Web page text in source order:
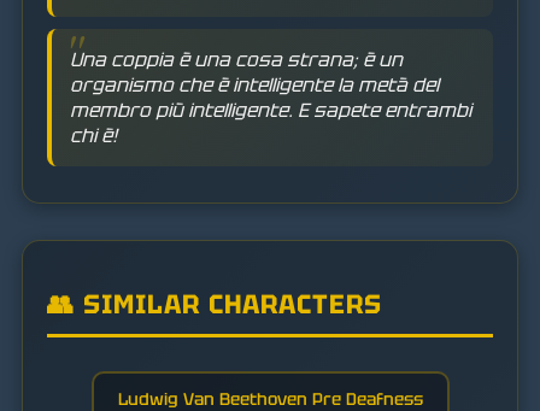
Una coppia è una cosa strana; è un
organismo che è intelligente la metà del
membro più intelligente. E sapete entrambi
chi è!
👥 SIMILAR CHARACTERS
Ludwig Van Beethoven Pre Deafness